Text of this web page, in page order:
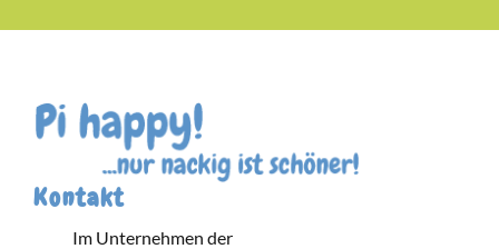
Kontakt
Im Unternehmen der